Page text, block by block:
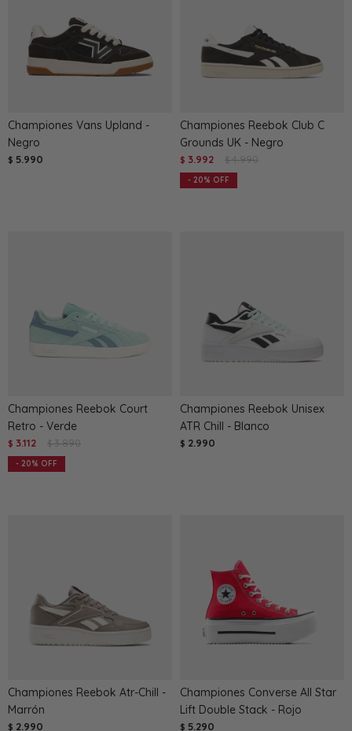
Championes Vans Upland -
Negro
$ 5.990
Championes Reebok Club C
Grounds UK - Negro
$ 3.992 $ 4.990
20
Championes Reebok Court
Retro - Verde
$ 3.112 $ 3.890
20
Championes Reebok Unisex
ATR Chill - Blanco
$ 2.990
Championes Reebok Atr-Chill -
Marrón
$ 2.990
Championes Converse All Star
Lift Double Stack - Rojo
$ 5.290